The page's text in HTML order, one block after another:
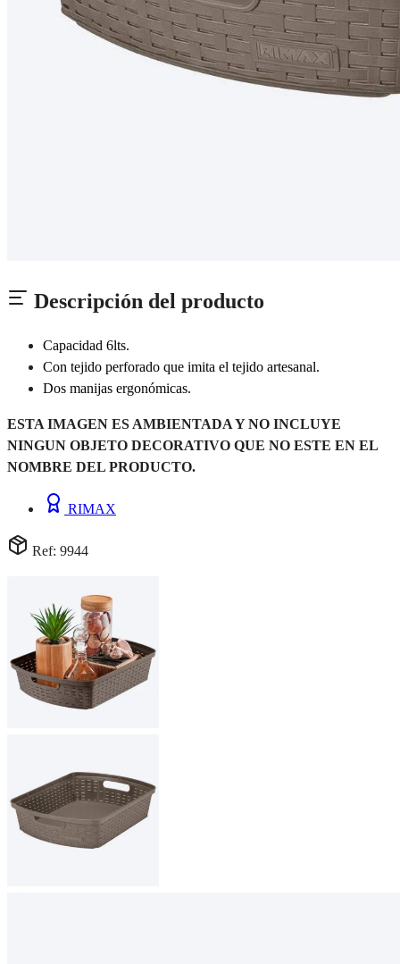
Descripción del producto
Capacidad 6lts.
Con tejido perforado que imita el tejido artesanal.
Dos manijas ergonómicas.
ESTA IMAGEN ES AMBIENTADA Y NO INCLUYE
NINGUN OBJETO DECORATIVO QUE NO ESTE EN EL
NOMBRE DEL PRODUCTO.
RIMAX
Ref: 9944